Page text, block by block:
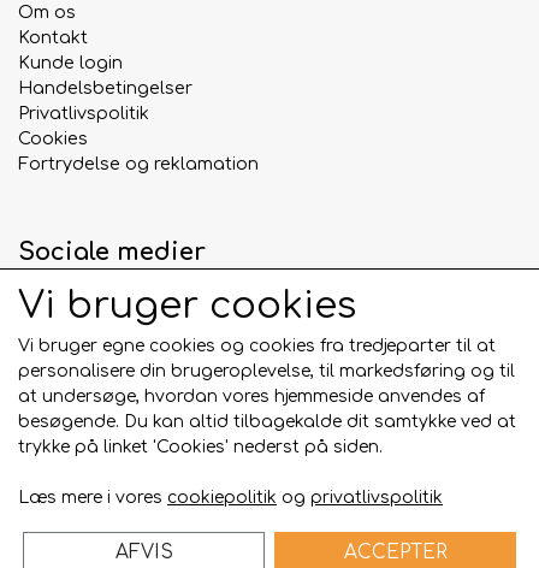
Om os
Kontakt
Kunde login
Handelsbetingelser
Privatlivspolitik
Cookies
Fortrydelse og reklamation
Sociale medier
Betalingskort
Vi bruger cookies
Vi bruger egne cookies og cookies fra tredjeparter til at
personalisere din brugeroplevelse, til markedsføring og til
at undersøge, hvordan vores hjemmeside anvendes af
besøgende. Du kan altid tilbagekalde dit samtykke ved at
trykke på linket 'Cookies' nederst på siden.
Læs mere i vores cookiepolitik og privatlivspolitik
AFVIS ACCEPTER